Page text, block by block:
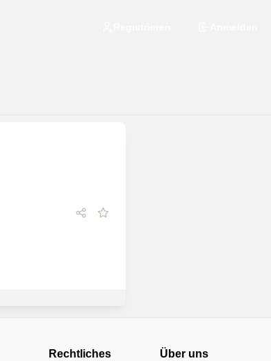
Rechtliches
Über uns